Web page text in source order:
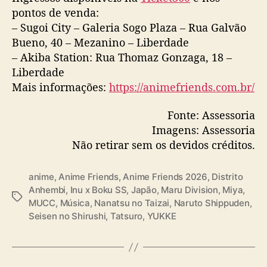
pontos de venda:
– Sugoi City – Galeria Sogo Plaza – Rua Galvão
Bueno, 40 – Mezanino – Liberdade
– Akiba Station: Rua Thomaz Gonzaga, 18 –
Liberdade
Mais informações: https://animefriends.com.br/
Fonte: Assessoria
Imagens: Assessoria
Não retirar sem os devidos créditos.
T
anime,Anime Friends,Anime Friends 2026, Distrito
Anhembi, Inu x Boku SS, Japão, Maru Division, Miya,
MUCC, Música, Nanatsu no Taizai, Naruto Shippuden,
Seisen no Shirushi, Tatsuro, YUKKE